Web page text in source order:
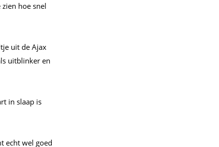
hoe snel
uit de Ajax
uitblinker en
in slaap is
echt wel goed